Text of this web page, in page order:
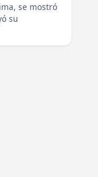
se mostró
su